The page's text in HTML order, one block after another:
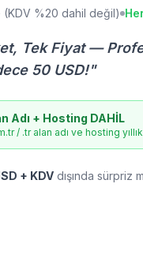
(KDV %20 dahil değil)
Tek Fiyat —
50 USD!"
Adı + Hosting DAHİL
/ .tr alan adı ve hosting
+ KDV dışında sürpriz